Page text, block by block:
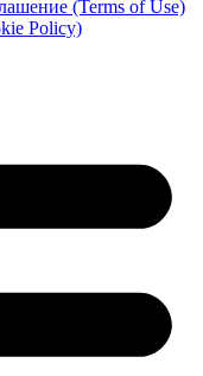
(Terms of Use)
Policy)